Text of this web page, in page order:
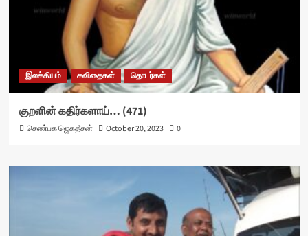
இலக்கியம் கவிதைகள் தொடர்கள்
குறளின் கதிர்களாய்… (471)
செண்பக ஜெகதீசன் October 20, 2023 0